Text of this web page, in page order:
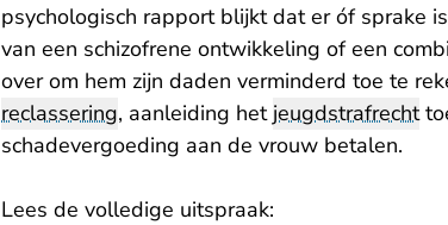
psychologisch rapport blijkt dat er óf sprake
van een schizofrene ontwikkeling of een
over om hem zijn daden verminderd toe te
reclassering, aanleiding het jeugdstrafrecht
schadevergoeding aan de vrouw betalen.
Lees de volledige uitspraak: